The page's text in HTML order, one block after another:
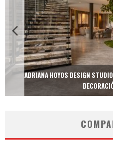
ADRIANA HOYOS DESIGN